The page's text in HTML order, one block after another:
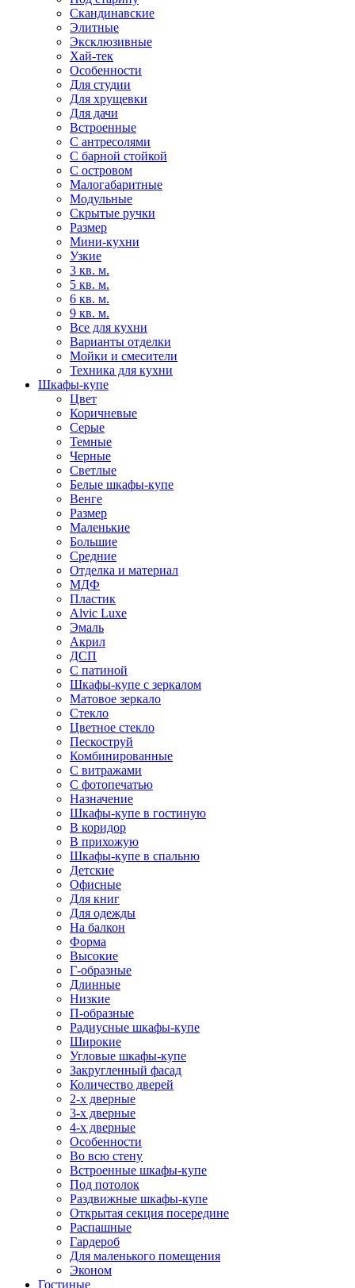
Скандинавские
Элитные
Эксклюзивные
Хай-тек
Особенности
Для студии
Для хрущевки
Для дачи
Встроенные
С антресолями
С барной стойкой
С островом
Малогабаритные
Модульные
Скрытые ручки
Размер
Мини-кухни
Узкие
3 кв. м.
5 кв. м.
6 кв. м.
9 кв. м.
Все для кухни
Варианты отделки
Мойки и смесители
Техника для кухни
Шкафы-купе
Цвет
Коричневые
Серые
Темные
Черные
Светлые
Белые шкафы-купе
Венге
Размер
Маленькие
Большие
Средние
Отделка и материал
МДФ
Пластик
Alvic Luxe
Эмаль
Акрил
ДСП
С патиной
Шкафы-купе с зеркалом
Матовое зеркало
Стекло
Цветное стекло
Пескоструй
Комбинированные
С витражами
С фотопечатью
Назначение
Шкафы-купе в гостиную
В коридор
В прихожую
Шкафы-купе в спальню
Детские
Офисные
Для книг
Для одежды
На балкон
Форма
Высокие
Г-образные
Длинные
Низкие
П-образные
Радиусные шкафы-купе
Широкие
Угловые шкафы-купе
Закругленный фасад
Количество дверей
2-х дверные
3-х дверные
4-х дверные
Особенности
Во всю стену
Встроенные шкафы-купе
Под потолок
Раздвижные шкафы-купе
Открытая секция посередине
Распашные
Гардероб
Для маленького помещения
Эконом
Гостиные